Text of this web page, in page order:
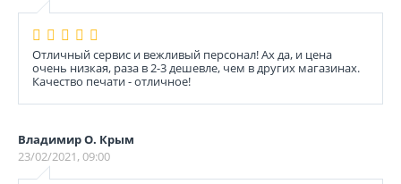
Отличный сервис и вежливый персонал! Ах да, и цена
очень низкая, раза в 2-3 дешевле, чем в других магазинах.
Качество печати - отличное!
Владимир О. Крым
23/02/2021, 09:00